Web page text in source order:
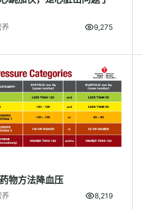
养 9,275
物方法降血压
养 8,219